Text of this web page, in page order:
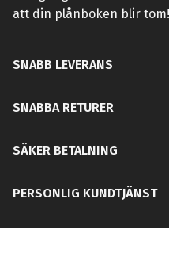
att din plånboken blir tom!
SNABB LEVERANS
SNABBA RETURER
SÄKER BETALNING
PERSONLIG KUNDTJÄNST